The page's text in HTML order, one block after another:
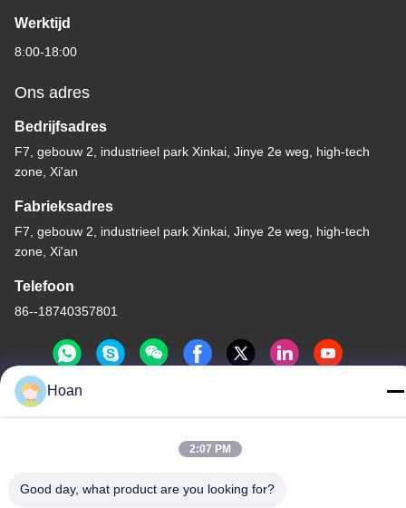
Werktijd
8:00-18:00
Ons adres
Bedrijfsadres
F7, gebouw 2, industrieel park Xinkai, Jinye 2e weg, high-tech
zone, Xi'an
Fabrieksadres
F7, gebouw 2, industrieel park Xinkai, Jinye 2e weg, high-tech
zone, Xi'an
Telefoon
86--18740357801
Privacybeleid|Sitemap
China Goede kwaliteit De Trillingsisolator van de draadkabel
Auteursrecht © 2024-2026 Xi'an Hoan Microwave Co., Ltd. . Alle
Hoan
2:07 PM
Good day, what product are you looking for?